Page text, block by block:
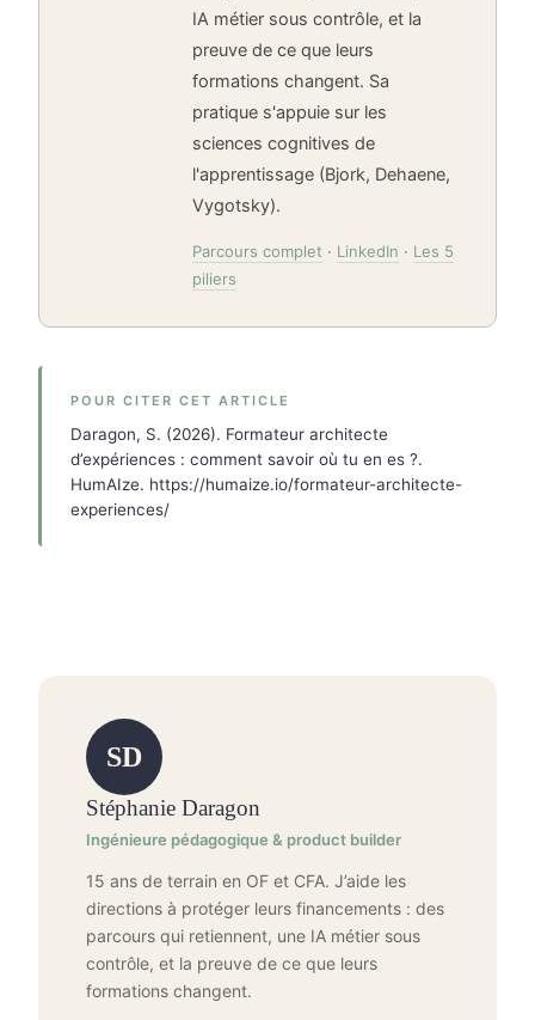
IA métier sous contrôle, et la
preuve de ce que leurs
formations changent. Sa
pratique s'appuie sur les
sciences cognitives de
l'apprentissage (Bjork, Dehaene,
Vygotsky).
Parcours complet · LinkedIn · Les 5
piliers
POUR CITER CET ARTICLE
Daragon, S. (2026). Formateur architecte
d’expériences : comment savoir où tu en es ?.
HumAIze. https://humaize.io/formateur-architecte-
experiences/
SD
Stéphanie Daragon
Ingénieure pédagogique & product builder
15 ans de terrain en OF et CFA. J’aide les
directions à protéger leurs financements : des
parcours qui retiennent, une IA métier sous
contrôle, et la preuve de ce que leurs
formations changent.